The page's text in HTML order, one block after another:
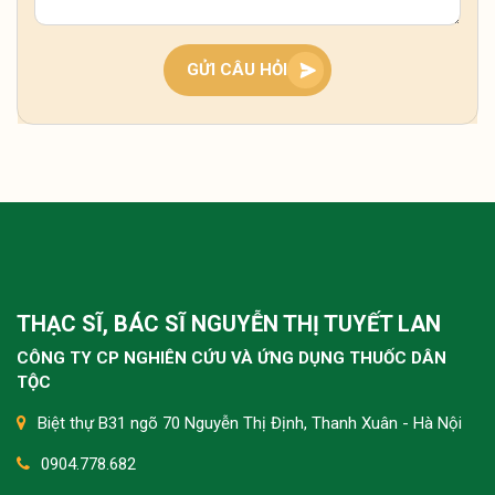
quan đến khí huyết lưu thông kém hoặc chèn ép
dây thần kinh, bà con nên giữ ấm, xoa bóp nhẹ và
theo dõi thêm. Nếu kéo dài, nên thăm khám sớm
để xác định nguyên nhân và điều chỉnh kịp thời.
nhẹ, nhất là ban đêm rất khó chịu thì có cách nào
con nên kết hợp giữ ấm, vận động nhẹ và dưỡng
sinh như ngâm chân để cải thiện từ gốc. Nếu kéo
dài không giảm, nên thăm khám sớm để xử lý
GỬI CÂU HỎI
THẠC SĨ, BÁC SĨ NGUYỄN THỊ TUYẾT LAN
CÔNG TY CP NGHIÊN CỨU VÀ ỨNG DỤNG THUỐC DÂN
TỘC
Biệt thự B31 ngõ 70 Nguyễn Thị Định, Thanh Xuân - Hà Nội
0904.778.682